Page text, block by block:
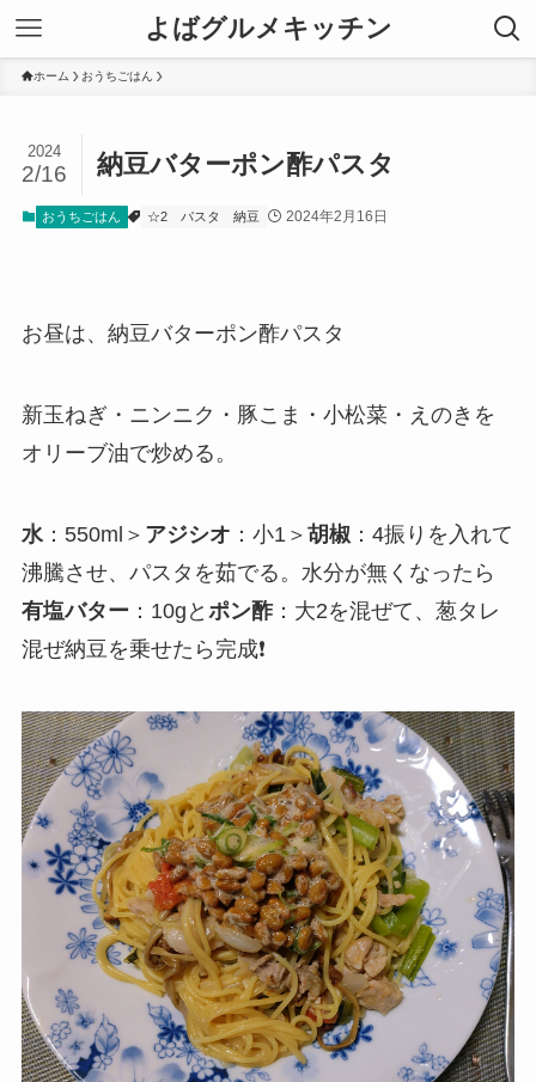
よばグルメキッチン
ホーム おうちごはん
納豆バターポン酢パスタ
2024
2/16
おうちごはん ☆2 パスタ 納豆 2024年2月16日
お昼は、納豆バターポン酢パスタ
新玉ねぎ・ニンニク・豚こま・小松菜・えのきを
オリーブ油で炒める。
水：550ml＞ アジシオ ：小1＞ 胡椒 ：4振りを入れて
沸騰させ、パスタを茹でる。水分が無くなったら
有塩バター ：10gと ポン酢：大2を混ぜて、葱タレ
混ぜ納豆を乗せたら完成❗